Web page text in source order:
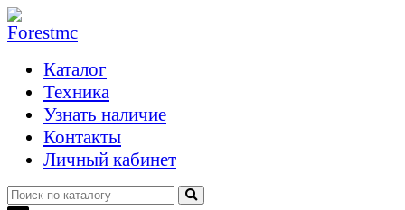
Каталог
Техника
Узнать наличие
Контакты
Личный кабинет